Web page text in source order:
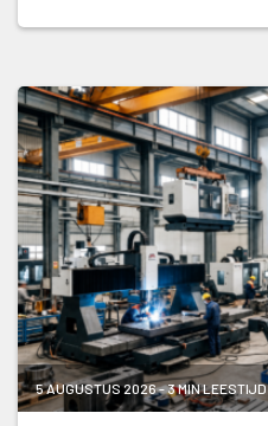
5 AUGUSTUS 2026 - 3 MIN LEESTIJD